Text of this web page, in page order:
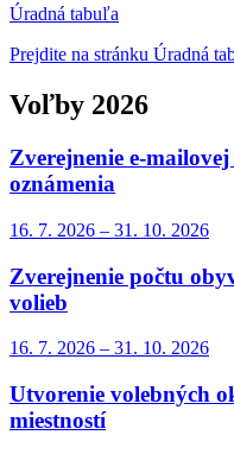
Úradná tabuľa
Prejdite na stránku Úradná
Voľby 2026
Zverejnenie e-
oznámenia
16. 7. 2026 – 31. 10. 2026
Zverejnenie počtu
volieb
16. 7. 2026 – 31. 10. 2026
Utvorenie volebných
miestností